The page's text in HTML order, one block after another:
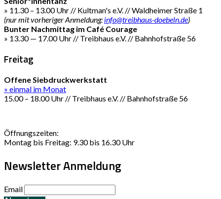
» 11.30 – 13.00 Uhr // Kultman's e.V. // Waldheimer Straße 1
(nur mit vorheriger Anmeldung: info@treibhaus-doebeln.de)
Bunter Nachmittag im Café Courage
» 13.30 — 17.00 Uhr // Treibhaus e.V. // Bahnhofstraße 56
Freitag
Offene Siebdruckwerkstatt
» einmal im Monat
15.00 – 18.00 Uhr // Treibhaus e.V. // Bahnhofstraße 56
Öffnungszeiten:
Montag bis Freitag: 9.30 bis 16.30 Uhr
Newsletter Anmeldung
Email